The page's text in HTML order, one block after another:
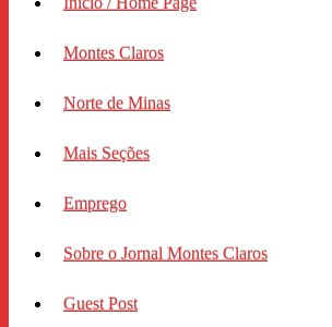
Montes Claros
Norte de Minas
Mais Seções
Emprego
Sobre o Jornal Montes Claros
Guest Post